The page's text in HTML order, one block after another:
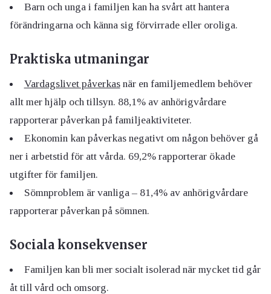
Barn och unga i familjen kan ha svårt att hantera
förändringarna och känna sig förvirrade eller oroliga.
Praktiska utmaningar
Vardagslivet påverkasnär en familjemedlem behöver
allt mer hjälp och tillsyn. 88,1% av anhörigvårdare
rapporterar påverkan på familjeaktiviteter.
Ekonomin kan påverkas negativt om någon behöver gå
ner i arbetstid för att vårda. 69,2% rapporterar ökade
utgifter för familjen.
Sömnproblem är vanliga – 81,4% av anhörigvårdare
rapporterar påverkan på sömnen.
Sociala konsekvenser
Familjen kan bli mer socialt isolerad när mycket tid går
åt till vård och omsorg.